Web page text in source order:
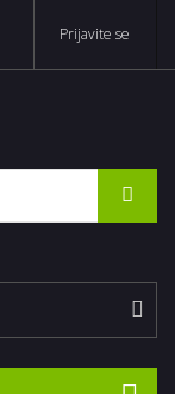
Prijavite se